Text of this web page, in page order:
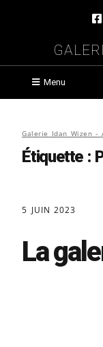
Menu
Galerie Idan Wizen -
Étiquette :
5 JUIN 2023
La